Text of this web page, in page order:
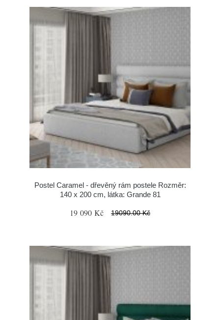
Postel Caramel - dřevěný rám postele Rozměr:
140 x 200 cm, látka: Grande 81
19 090 Kč 19090.00 Kč